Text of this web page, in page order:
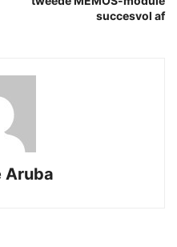
succesvol af
Aruba